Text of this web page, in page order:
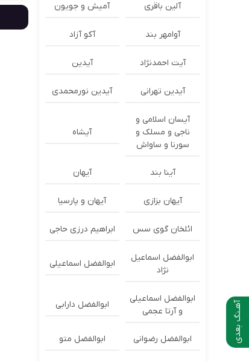
آهـنگ بعدی
آلین باقری آمیش و جویون
آوامهر بند آکو آزاد
آیت احمدنژاد آیدین
آیدین تهرانی آیدین نورمحمدی
آیسان اسلامی و
ناجی و مسلک و
سورنا و ساواش
آیشاه
آینا بند آیهان
آیهان بزازی آیهان و پارسیا
ائلخان گوی سس ابراهیم درزی حاجی
ابوالفضل اسماعیل
نژاد
ابوالفضل اسماعیلی
ابوالفضل اسماعیلی
و آرتا عجمی
ابوالفضل دارابی
ابوالفضل رضوانی ابوالفضل متو